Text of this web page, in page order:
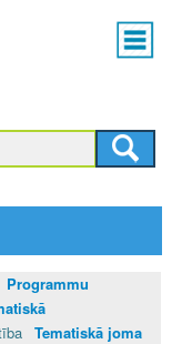
Main
menu
Programmu
Tematiskā joma